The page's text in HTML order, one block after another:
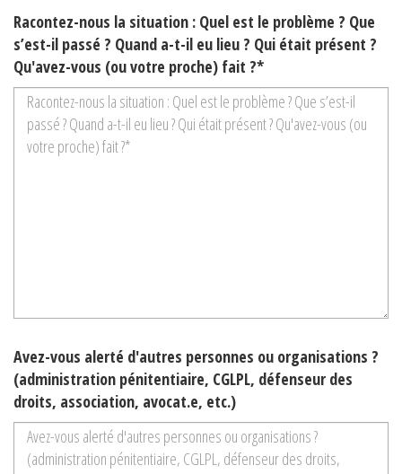
Racontez-nous la situation : Quel est le problème ? Que
s’est-il passé ? Quand a-t-il eu lieu ? Qui était présent ?
Qu'avez-vous (ou votre proche) fait ?*
Avez-vous alerté d'autres personnes ou organisations ?
(administration pénitentiaire, CGLPL, défenseur des
droits, association, avocat.e, etc.)